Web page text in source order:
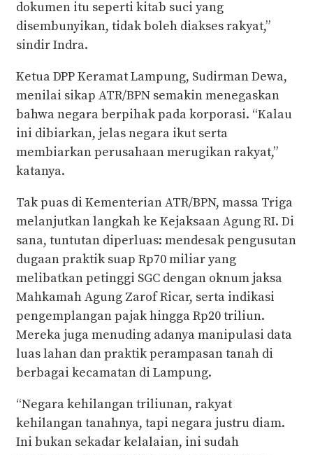
dokumen itu seperti kitab suci yang
disembunyikan, tidak boleh diakses rakyat,”
sindir Indra.
Ketua DPP Keramat Lampung, Sudirman Dewa,
menilai sikap ATR/BPN semakin menegaskan
bahwa negara berpihak pada korporasi. “Kalau
ini dibiarkan, jelas negara ikut serta
membiarkan perusahaan merugikan rakyat,”
katanya.
Tak puas di Kementerian ATR/BPN, massa Triga
melanjutkan langkah ke Kejaksaan Agung RI. Di
sana, tuntutan diperluas: mendesak pengusutan
dugaan praktik suap Rp70 miliar yang
melibatkan petinggi SGC dengan oknum jaksa
Mahkamah Agung Zarof Ricar, serta indikasi
pengemplangan pajak hingga Rp20 triliun.
Mereka juga menuding adanya manipulasi data
luas lahan dan praktik perampasan tanah di
berbagai kecamatan di Lampung.
“Negara kehilangan triliunan, rakyat
kehilangan tanahnya, tapi negara justru diam.
Ini bukan sekadar kelalaian, ini sudah